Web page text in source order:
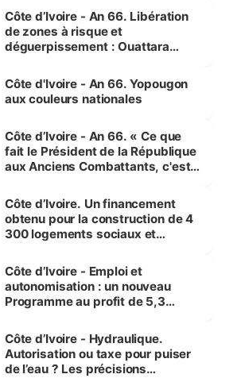
milieu des sinistrés
Côte d’Ivoire - An 66. Libération
de zones à risque et
déguerpissement : Ouattara
l'Etat de droit pour préserver les
vies humaines »
Côte d'Ivoire - An 66. Yopougon
aux couleurs nationales
Côte d’Ivoire - An 66. « Ce que
fait le Président de la République
aux Anciens Combattants, c'est
Côte d’Ivoire. Un financement
obtenu pour la construction de 4
300 logements sociaux et
et Yamoussoukro
Côte d’Ivoire - Emploi et
autonomisation : un nouveau
Programme au profit de 5,3
Côte d’Ivoire - Hydraulique.
Autorisation ou taxe pour puiser
de l’eau ? Les précisions